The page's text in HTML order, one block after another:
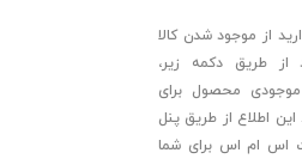
از موجود شدن کالا
از طریق دکمه زیر،
محصول برای
اطلاع از طریق پنل
اس ام اس برای شما